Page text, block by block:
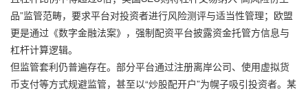
品”监管范畴，要求平台对投资者进行风险测评与适当性管理；欧盟
更是通过《数字金融法案》，强制配资平台披露资金托管方信息与
杠杆计算逻辑。
但监管套利仍普遍存在。部分平台通过注册离岸公司、使用虚拟货
币支付等方式规避监管，甚至以“炒股配开户”为幌子吸引投资者。某